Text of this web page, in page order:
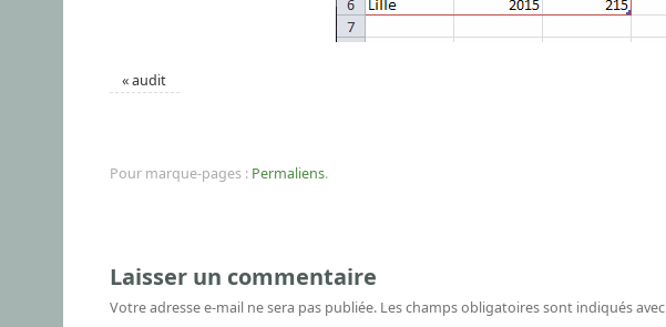
«audit
Pour marque-pages : Permaliens.
Laisser un commentaire
Votre adresse e-mail ne sera pas publiée. Les champs obligatoires sont indiqués avec